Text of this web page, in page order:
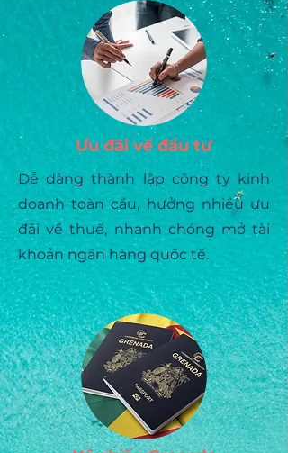
Ưu đãi về đầu tư
Dễ dàng thành lập công ty kinh
doanh toàn cầu, hưởng nhiều ưu
đãi về thuế, nhanh chóng mở tài
khoản ngân hàng quốc tế.